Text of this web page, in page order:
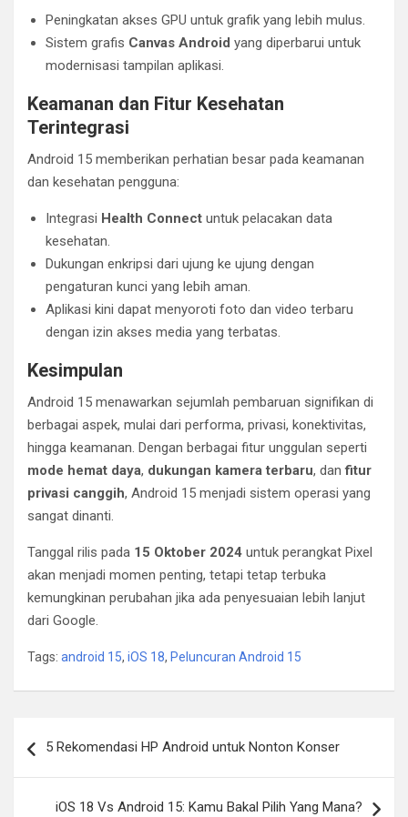
Peningkatan akses GPU untuk grafik yang lebih mulus.
Sistem grafis Canvas Android yang diperbarui untuk
modernisasi tampilan aplikasi.
Keamanan dan Fitur Kesehatan
Terintegrasi
Android 15 memberikan perhatian besar pada keamanan
dan kesehatan pengguna:
Integrasi Health Connect untuk pelacakan data
kesehatan.
Dukungan enkripsi dari ujung ke ujung dengan
pengaturan kunci yang lebih aman.
Aplikasi kini dapat menyoroti foto dan video terbaru
dengan izin akses media yang terbatas.
Kesimpulan
Android 15 menawarkan sejumlah pembaruan signifikan di
berbagai aspek, mulai dari performa, privasi, konektivitas,
hingga keamanan. Dengan berbagai fitur unggulan seperti
mode hemat daya, dukungan kamera terbaru, danfitur
privasi canggih, Android 15 menjadi sistem operasi yang
sangat dinanti.
Tanggal rilis pada 15 Oktober 2024 untuk perangkat Pixel
akan menjadi momen penting, tetapi tetap terbuka
kemungkinan perubahan jika ada penyesuaian lebih lanjut
dari Google.
Tags: android 15, iOS 18, Peluncuran Android 15
navigation
5 Rekomendasi HP Android untuk Nonton Konser
iOS 18 Vs Android 15: Kamu Bakal Pilih Yang Mana?